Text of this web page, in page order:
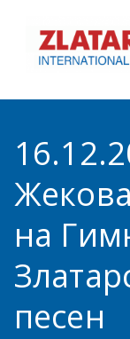
content
на
песен